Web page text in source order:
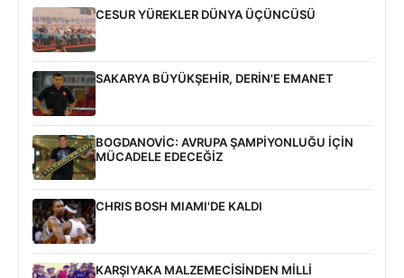
CESUR YÜREKLER DÜNYA ÜÇÜNCÜSÜ
SAKARYA BÜYÜKŞEHİR, DERİN'E EMANET
BOGDANOVİC: AVRUPA ŞAMPİYONLUĞU İÇİN
MÜCADELE EDECEĞİZ
CHRIS BOSH MIAMI'DE KALDI
KARŞIYAKA MALZEMECİSİNDEN MİLLİ